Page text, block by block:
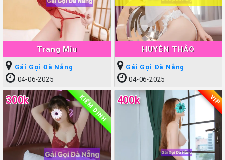
Trang Miu
Gái Gọi Đà Nẵng
04-06-2025
HUYỀN THẢO
Gái Gọi Đà Nẵng
04-06-2025
300k KIỂM ĐỊNH 400k VIP